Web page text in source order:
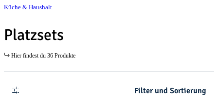
Küche & Haushalt
Platzsets
Hier findest du 36 Produkte
Filter und Sortierung